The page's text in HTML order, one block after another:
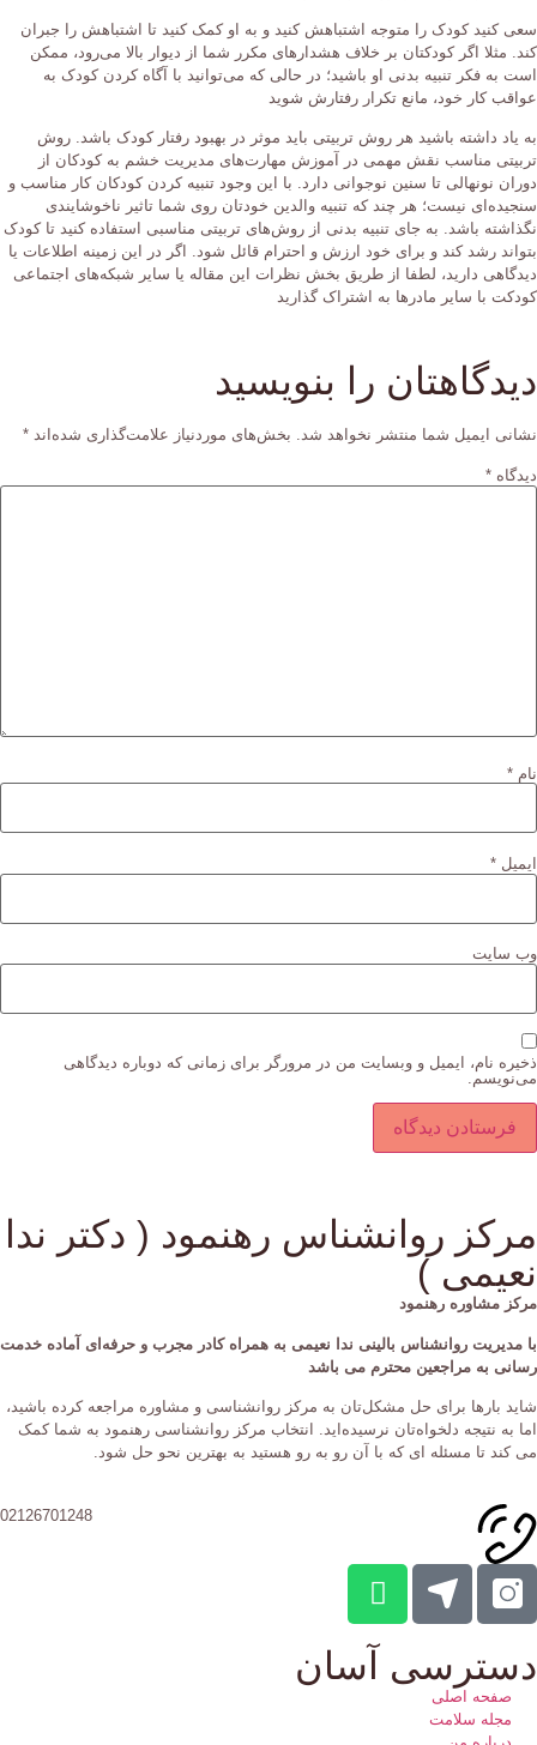
سعی کنید کودک را متوجه اشتباهش کنید و به او کمک کنید تا اشتباهش را جبران
کند. مثلا اگر کودکتان بر خلاف هشدار‌های مکرر شما از دیوار بالا می‌رود، ممکن
است به فکر تنبیه بدنی او باشید؛ در حالی که می‌توانید با آگاه کردن کودک به
عواقب کار خود، مانع تکرار رفتارش شوید
به یاد داشته باشید هر روش تربیتی باید موثر در بهبود رفتار کودک باشد. روش
تربیتی مناسب نقش مهمی در آموزش مهارت‌های مدیریت خشم به کودکان از
دوران نونهالی تا سنین نوجوانی دارد. با این وجود تنبیه کردن کودکان کار مناسب و
سنجیده‌ای نیست؛ هر چند که تنبیه والدین خودتان روی شما تاثیر ناخوشایندی
نگذاشته باشد. به جای تنبیه بدنی از روش‌های تربیتی مناسبی استفاده کنید تا کودک
بتواند رشد کند و برای خود ارزش و احترام قائل شود. اگر در این زمینه اطلاعات یا
دیدگاهی دارید، لطفا از طریق بخش نظرات این مقاله یا سایر شبکه‌های اجتماعی
کودکت با سایر مادر‌ها به اشتراک گذارید
دیدگاهتان را بنویسید
نشانی ایمیل شما منتشر نخواهد شد. بخش‌های موردنیاز علامت‌گذاری شده‌اند *
دیدگاه *
نام *
ایمیل *
وب‌ سایت
ذخیره نام، ایمیل و وبسایت من در مرورگر برای زمانی که دوباره دیدگاهی
می‌نویسم.
مرکز روانشناس رهنمود ( دکتر ندا
نعیمی )
مرکز مشاوره رهنمود
با مدیریت روانشناس بالینی ندا نعیمی به همراه کادر مجرب و حرفه‌ای آماده خدمت
رسانی به مراجعین محترم می باشد
شاید بارها برای حل مشکل‌تان به مرکز روانشناسی و مشاوره مراجعه کرده‌ باشید،
اما به نتیجه دلخواه‌تان نرسیده‌اید. انتخاب مرکز روانشناسی رهنمود به شما کمک
می کند تا مسئله ای که با آن رو به رو هستید به بهترین نحو حل شود.
02126701248
دسترسی آسان
صفحه اصلی
مجله سلامت